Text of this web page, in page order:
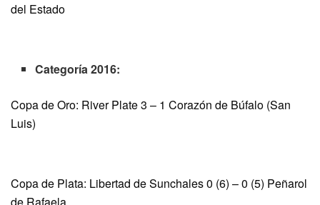
del Estado
Categoría 2016:
Copa de Oro: River Plate 3 – 1 Corazón de Búfalo (San
Luis)
Copa de Plata: Libertad de Sunchales 0 (6) – 0 (5) Peñarol